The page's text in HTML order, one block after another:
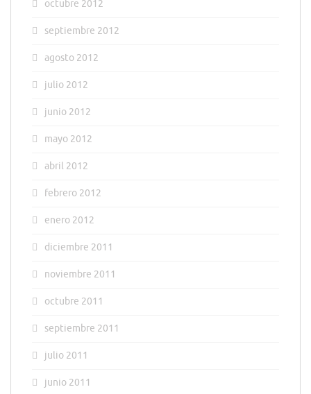
octubre 2012
septiembre 2012
agosto 2012
julio 2012
junio 2012
mayo 2012
abril 2012
febrero 2012
enero 2012
diciembre 2011
noviembre 2011
octubre 2011
septiembre 2011
julio 2011
junio 2011